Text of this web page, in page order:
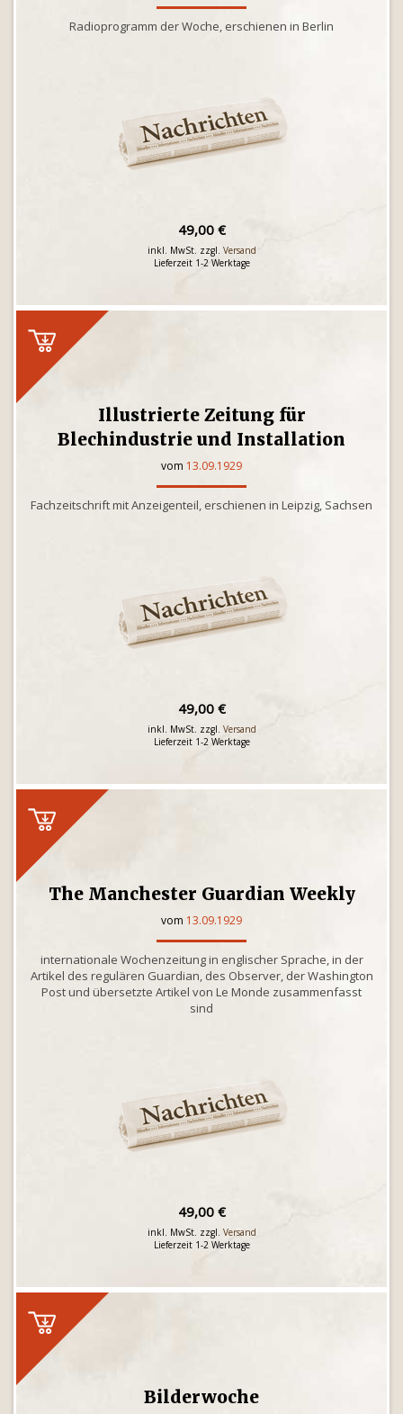
Radioprogramm der Woche, erschienen in Berlin
49,00 €
inkl. MwSt. zzgl. Versand
Lieferzeit 1-2 Werktage
Illustrierte Zeitung für
Blechindustrie und Installation
vom 13.09.1929
Fachzeitschrift mit Anzeigenteil, erschienen in Leipzig, Sachsen
49,00 €
inkl. MwSt. zzgl. Versand
Lieferzeit 1-2 Werktage
The Manchester Guardian Weekly
vom 13.09.1929
internationale Wochenzeitung in englischer Sprache, in der
Artikel des regulären Guardian, des Observer, der Washington
Post und übersetzte Artikel von Le Monde zusammenfasst
sind
49,00 €
inkl. MwSt. zzgl. Versand
Lieferzeit 1-2 Werktage
Bilderwoche